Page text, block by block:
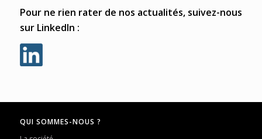
Pour ne rien rater de nos actualités, suivez-nous
sur LinkedIn :
QUI SOMMES-NOUS ?